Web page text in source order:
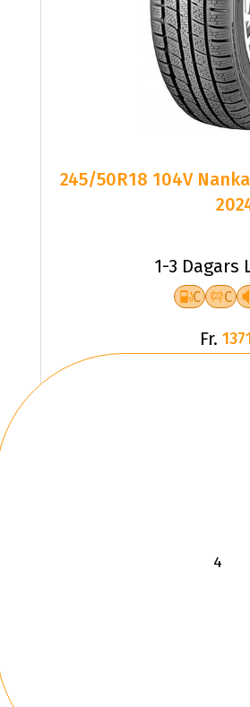
245/50R18 104V
1-3 Dagars
C C
Fr.